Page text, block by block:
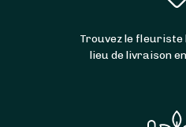
Trouvez le fleuriste
lieu de livraison